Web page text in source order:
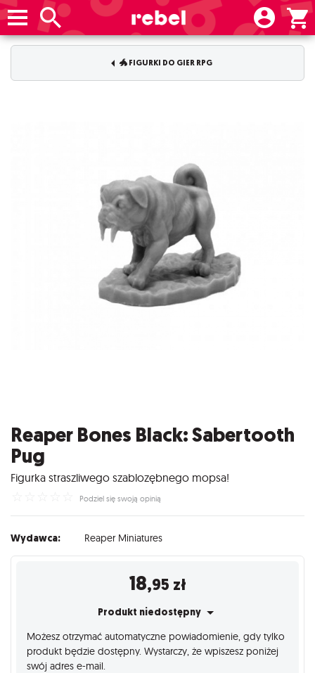
🐲 FIGURKI DO GIER RPG
Reaper Bones Black: Sabertooth
Pug
Figurka straszliwego szablozębnego mopsa!
Podziel się swoją opinią
Wydawca: Reaper Miniatures
18,95 zł
Produkt niedostępny
Możesz otrzymać automatyczne powiadomienie, gdy tylko
produkt będzie dostępny. Wystarczy, że wpiszesz poniżej
swój adres e-mail.